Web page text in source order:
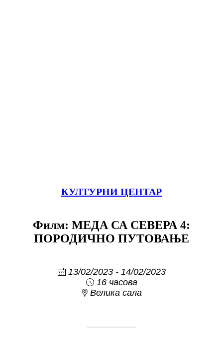
КУЛТУРНИ ЦЕНТАР
Филм: МЕДА СА СЕВЕРА 4:
ПОРОДИЧНО ПУТОВАЊЕ
13/02/2023 - 14/02/2023
16 часова
Велика сала